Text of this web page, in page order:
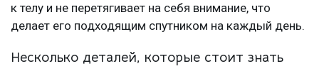
к телу и не перетягивает на себя внимание, что
делает его подходящим спутником на каждый день.
Несколько деталей, которые стоит знать